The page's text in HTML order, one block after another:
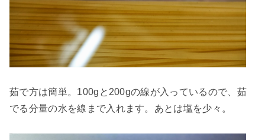
茹で方は簡単。100gと200gの線が入っているので、茹
でる分量の水を線まで入れます。あとは塩を少々。